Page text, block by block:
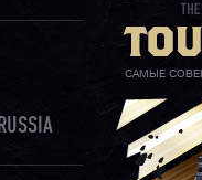
САМЫЕ